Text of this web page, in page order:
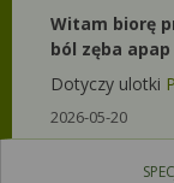
Witam biorę
ból zęba
Dotyczy ulotki
2026-05-20